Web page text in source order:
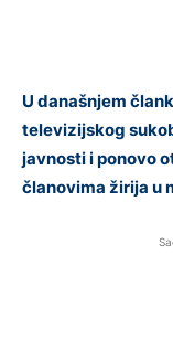
U današnjem
televizijskog
javnosti i ponovo
članovima žirija u